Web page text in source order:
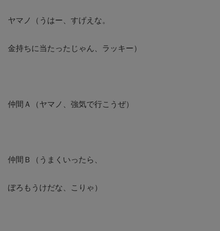
ヤマノ（うはー、すげえな。
金持ちに当たったじゃん、 ラッキー）
仲間Ａ（ヤマノ、強気で行こうぜ）
仲間Ｂ（うまくいったら、
ぼろもうけだな、こりゃ）